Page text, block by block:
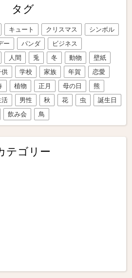
タグ
キュート クリスマス
シンボル
ー パンダ
ビジネス
人間 兎 冬 動物
壁紙
供 学校 家族 年賀
恋愛
植物 正月 母の日
熊
活 男性 秋 花 虫
誕生日
飲み会 鳥
テゴリー